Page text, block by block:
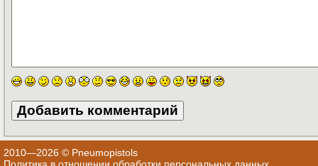
2010—2026 © Pneumopistols